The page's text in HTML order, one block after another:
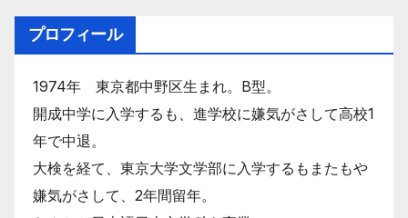
プロフィール
1974年 東京都中野区生まれ。B型。
開成中学に入学するも、進学校に嫌気がさして高校1
年で中退。
大検を経て、東京大学文学部に入学するもまたもや
嫌気がさして、2年間留年。